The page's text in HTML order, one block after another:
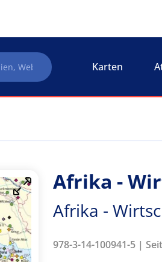
Karten
Afrika -
Afrika -
978-3-14-100941-5 |